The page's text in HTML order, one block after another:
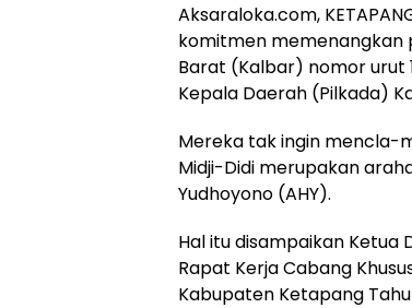
Aksaraloka.com,
komitmen memenangkan
Barat (Kalbar) nomor urut
Kepala Daerah (Pilkada)
Mereka tak ingin mencla-
Midji-Didi merupakan
Yudhoyono (AHY).
Hal itu disampaikan Ketua
Rapat Kerja Cabang
Kabupaten Ketapang